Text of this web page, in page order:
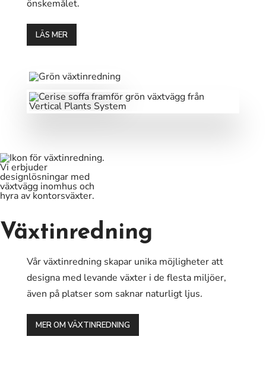
önskemålet.
LÄS MER
Växtinredning
Vår växtinredning skapar unika möjligheter att
designa med levande växter i de flesta miljöer,
även på platser som saknar naturligt ljus.
MER OM VÄXTINREDNING